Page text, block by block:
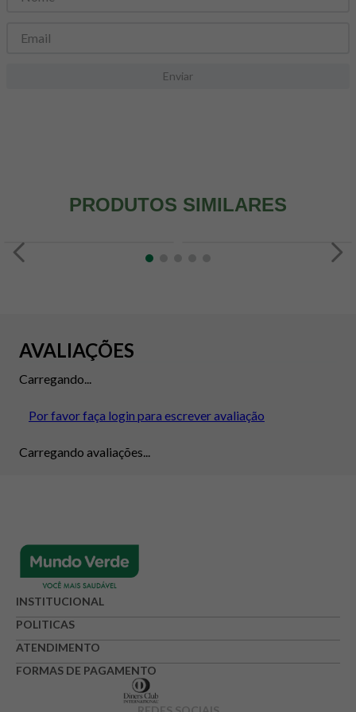
Enviar
PRODUTOS SIMILARES
AVALIAÇÕES
Carregando...
Por favor faça login para escrever avaliação
Carregando avaliações...
INSTITUCIONAL
POLITICAS
ATENDIMENTO
FORMAS DE PAGAMENTO
8º snack proteico mundo verde
9 psyllium